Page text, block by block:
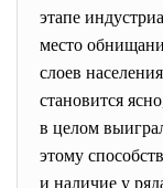
этапе
место
слоев
становится
в целом
этому
и наличие у